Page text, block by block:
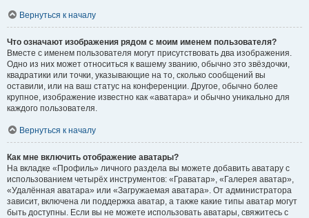
Вернуться к началу
Что означают изображения рядом с моим именем пользователя?
Вместе с именем пользователя могут присутствовать два изображения.
Одно из них может относиться к вашему званию, обычно это звёздочки,
квадратики или точки, указывающие на то, сколько сообщений вы
оставили, или на ваш статус на конференции. Другое, обычно более
крупное, изображение известно как «аватара» и обычно уникально для
каждого пользователя.
Вернуться к началу
Как мне включить отображение аватары?
На вкладке «Профиль» личного раздела вы можете добавить аватару с
использованием четырёх инструментов: «Граватар», «Галерея аватар»,
«Удалённая аватара» или «Загружаемая аватара». От администратора
зависит, включена ли поддержка аватар, а также какие типы аватар могут
быть доступны. Если вы не можете использовать аватары, свяжитесь с